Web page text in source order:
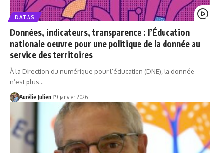
DATAS
Données, indicateurs, transparence : l’Éducation
nationale oeuvre pour une politique de la donnée au
service des territoires
À la Direction du numérique pour l’éducation (DNE), la donnée
n’est plus…
Aurélie Julien 19 janvier 2026